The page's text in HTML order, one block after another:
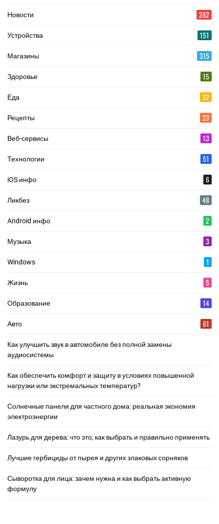
Новости 282
Устройства 151
Магазины 315
Здоровье 15
Еда 32
Рецепты 23
Веб-сервисы 13
Технологии 51
iOS инфо 6
Ликбез 48
Android инфо 2
Музыка 3
Windows 1
Жизнь 5
Образование 14
Авто 61
Как улучшить звук в автомобиле без полной замены
аудиосистемы
Как обеспечить комфорт и защиту в условиях повышенной
нагрузки или экстремальных температур?
Солнечные панели для частного дома: реальная экономия
электроэнергии
Лазурь для дерева: что это, как выбрать и правильно применять
Лучшие гербициды от пырея и других злаковых сорняков
Сыворотка для лица: зачем нужна и как выбрать активную
формулу